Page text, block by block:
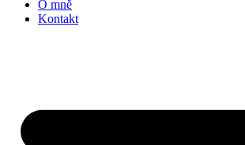
O mně
Kontakt